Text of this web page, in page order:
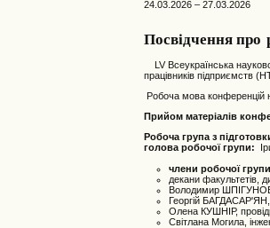
24.03.2026 – 27.03.2026
Посвідчення про
LV Всеукраїнська
працівників підприємств
Робоча мова конференцій
Прийом матеріалів
Робоча група з
голова робочої групи:
члени робочої
декани факультетів,
Володимир
Георгій
Олена КУШНІР,
Світлана Могила,